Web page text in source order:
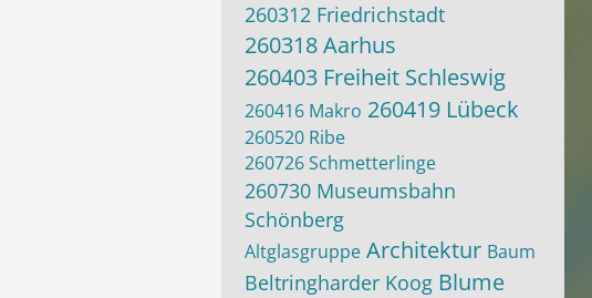
260312 Friedrichstadt
260318 Aarhus
260403 Freiheit Schleswig
260416 Makro 260419 Lübeck
260520 Ribe
260726 Schmetterlinge
260730 Museumsbahn
Schönberg
Altglasgruppe Architektur Baum
Beltringharder Koog Blume